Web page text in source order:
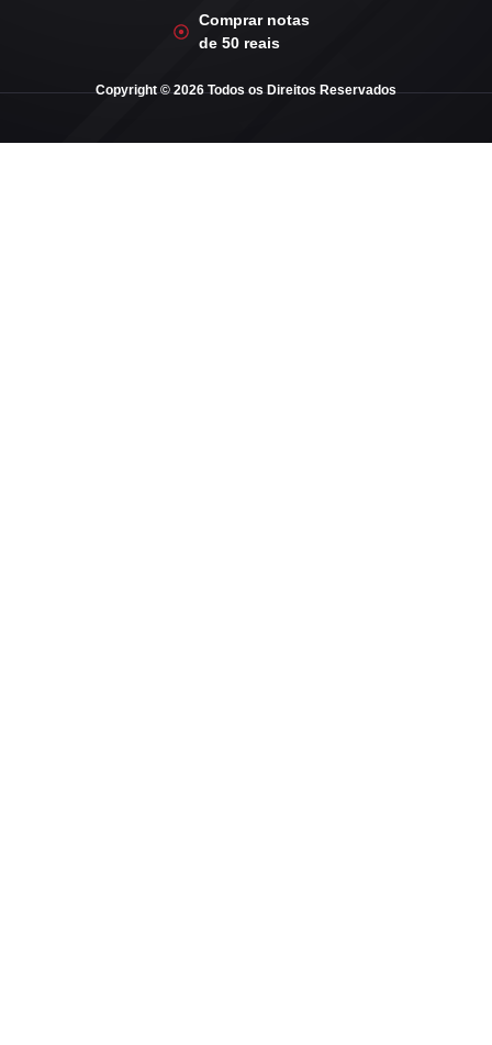
Comprar notas
de 50 reais
Copyright © 2026 Todos os Direitos Reservados